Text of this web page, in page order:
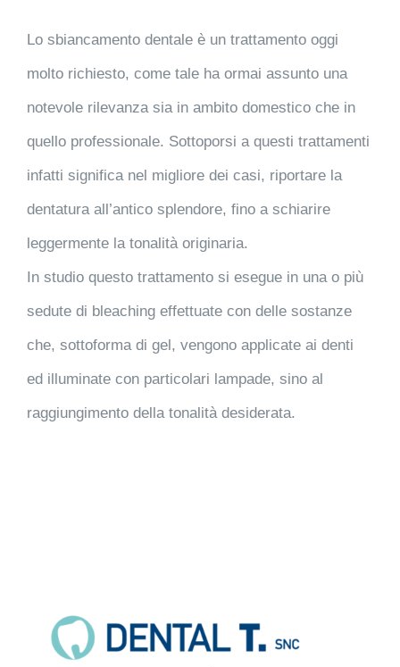
Lo sbiancamento dentale è un trattamento oggi
molto richiesto, come tale ha ormai assunto una
notevole rilevanza sia in ambito domestico che in
quello professionale. Sottoporsi a questi trattamenti
infatti significa nel migliore dei casi, riportare la
dentatura all’antico splendore, fino a schiarire
leggermente la tonalità originaria.
In studio questo trattamento si esegue in una o più
sedute di bleaching effettuate con delle sostanze
che, sottoforma di gel, vengono applicate ai denti
ed illuminate con particolari lampade, sino al
raggiungimento della tonalità desiderata.